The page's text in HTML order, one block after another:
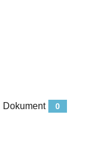
0
Dokument